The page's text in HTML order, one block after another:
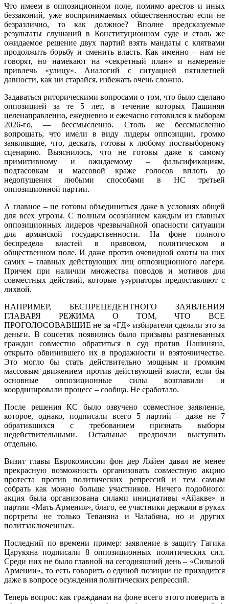
Что имеем в оппозиционном поле, помимо арестов и иных
беззаконий, уже воспринимаемых общественностью если не
безразлично, то как должное? Вполне предсказуемые
результаты слушаний в Конституционном суде и столь же
ожидаемое решение двух партий взять мандаты с клятвами
продолжить борьбу и сменить власть. Как именно – нам не
говорят, но намекают на «секретный план» и намерение
привлечь «улицу». Аналогий с ситуацией пятилетней
давности, как ни старайся, избежать очень сложно.
Задаваться риторическими вопросами о том, что было сделано
оппозицией за те 5 лет, в течение которых Пашинян
целенаправленно, ежедневно и ежечасно готовился к выборам
2026-го, — бессмысленно. Столь же бессмысленно
вопрошать, что имели в виду лидеры оппозиции, громко
заявлявшие, что, дескать, готовы к любому поствыборному
сценарию. Выяснилось, что не готовы даже к самому
примитивному и ожидаемому – фальсификациям,
подтасовкам и массовой краже голосов вплоть до
недопущения любыми способами в НС третьей
оппозиционной партии.
А главное – не готовы объединиться даже в условиях общей
для всех угрозы. С полным осознанием каждым из главных
оппозиционных лидеров чрезвычайной опасности ситуации
для армянской государственности. На фоне полного
беспредела властей в правовом, политическом и
общественном поле. И даже против очевидной охоты на них
самих – главных действующих лиц оппозиционного лагеря.
Причем при наличии множества поводов и мотивов для
совместных действий, которые узурпаторы предоставляют с
лихвой.
НАПРИМЕР, БЕСПРЕЦЕДЕНТНОГО ЗАЯВЛЕНИЯ
ГЛАВАРЯ РЕЖИМА О ТОМ, ЧТО ВСЕ
ПРОГОЛОСОВАВШИЕ не за «ГД» избиратели сделали это за
деньги. В соцсетях появились было призывы разгневанных
граждан совместно обратиться в суд против Пашиняна,
открыто обвинившего их в продажности и взяточничестве.
Это могло бы стать действительно мощным и громким
массовым движением против действующей власти, если бы
основные оппозиционные силы возглавили и
координировали процесс – сообща. Не сработало.
После решения КС было озвучено совместное заявление,
которое, однако, подписали всего 5 партий – даже не 7
обратившихся с требованием признать выборы
недействительными. Остальные предпочли выступить
отдельно.
Визит главы Еврокомиссии фон дер Ляйен давал не менее
прекрасную возможность организовать совместную акцию
протеста против политических репрессий и тем самым
собрать как можно больше участников. Ничего подобного:
акция была организована силами инициативы «Айакве» и
партии «Мать Армения», благо, ее участники держали в руках
портреты не только Теваняна и Чалабяна, но и других
политзаключенных.
Последний по времени пример: заявление в защиту Гагика
Царукяна подписали 8 оппозиционных политических сил.
Среди них не было главной на сегодняшний день – «Сильной
Армении», то есть говорить о единой позиции не приходится
даже в вопросе осуждения политических репрессий.
Теперь вопрос: как гражданам на фоне всего этого поверить в